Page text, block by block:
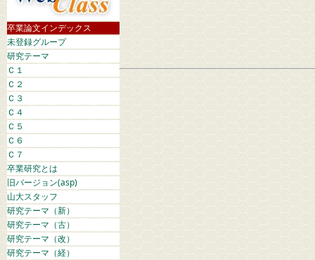
卒業論文インデックス
未登録グループ
研究テーマ
Ｃ１
Ｃ２
Ｃ３
Ｃ４
Ｃ５
Ｃ６
Ｃ７
卒業研究とは
旧バージョン(asp)
山大スタッフ
研究テーマ（新）
研究テーマ（古）
研究テーマ（改）
研究テーマ（経）